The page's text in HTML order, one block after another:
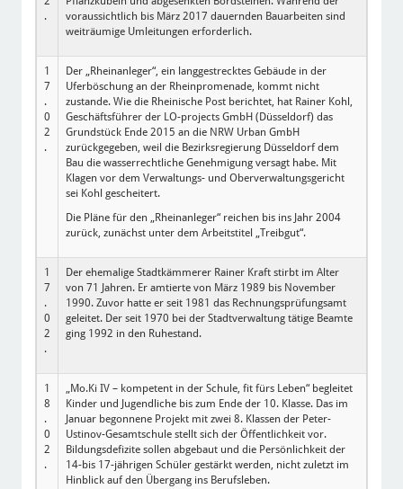
.
voraussichtlich bis März 2017 dauernden Bauarbeiten sind
weiträumige Umleitungen erforderlich.
1
7
.
0
2
.
Der „Rheinanleger“, ein langgestrecktes Gebäude in der
Uferböschung an der Rheinpromenade, kommt nicht
zustande. Wie die Rheinische Post berichtet, hat Rainer Kohl,
Geschäftsführer der LO-projects GmbH (Düsseldorf) das
Grundstück Ende 2015 an die NRW Urban GmbH
zurückgegeben, weil die Bezirksregierung Düsseldorf dem
Bau die wasserrechtliche Genehmigung versagt habe. Mit
Klagen vor dem Verwaltungs- und Oberverwaltungsgericht
sei Kohl gescheitert.
Die Pläne für den „Rheinanleger“ reichen bis ins Jahr 2004
zurück, zunächst unter dem Arbeitstitel „Treibgut“.
1
7
.
0
2
.
Der ehemalige Stadtkämmerer Rainer Kraft stirbt im Alter
von 71 Jahren. Er amtierte von März 1989 bis November
1990. Zuvor hatte er seit 1981 das Rechnungsprüfungsamt
geleitet. Der seit 1970 bei der Stadtverwaltung tätige Beamte
ging 1992 in den Ruhestand.
1
8
.
0
2
.
„Mo.Ki IV – kompetent in der Schule, fit fürs Leben“ begleitet
Kinder und Jugendliche bis zum Ende der 10. Klasse. Das im
Januar begonnene Projekt mit zwei 8. Klassen der Peter-
Ustinov-Gesamtschule stellt sich der Öffentlichkeit vor.
Bildungsdefizite sollen abgebaut und die Persönlichkeit der
14-bis 17-jährigen Schüler gestärkt werden, nicht zuletzt im
Hinblick auf den Übergang ins Berufsleben.